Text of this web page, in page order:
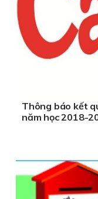
Thông báo kết
năm học 2018-